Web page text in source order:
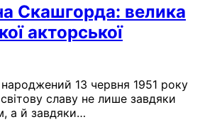
Скашгорда: велика
акторської
13 червня 1951 року
славу не лише завдяки
а й завдяки…